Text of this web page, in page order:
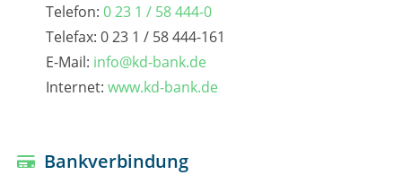
Telefon: 0 23 1 / 58 444-0
Telefax: 0 23 1 / 58 444-161
E-Mail: info@kd-bank.de
Internet: www.kd-bank.de
Bankverbindung